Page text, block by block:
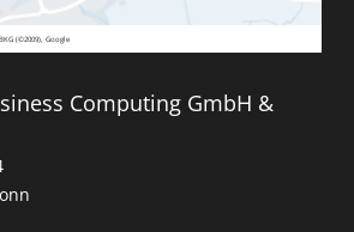
(©2009), Google
Computing GmbH &